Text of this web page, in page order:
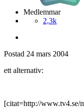
Medlemmar
2,3k
Postad 24 mars 2004
ett alternativ:
[citat=http://www.tv4.se/